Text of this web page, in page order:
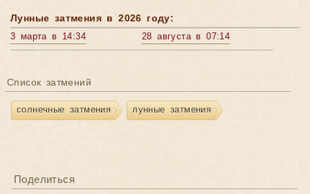
Лунные затмения в 2026 году:
3 марта в 14:34 28 августа в 07:14
Список затмений
солнечные затмения лунные затмения
Поделиться